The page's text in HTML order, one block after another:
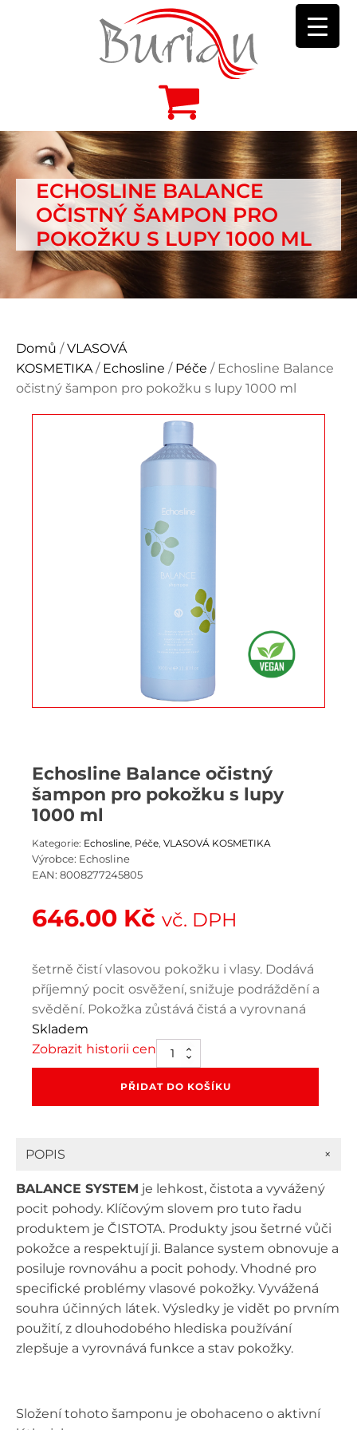
ECHOSLINE BALANCE
OČISTNÝ ŠAMPON PRO
POKOŽKU S LUPY 1000 ML
Domů /VLASOVÁ
KOSMETIKA / Echosline / Péče / Echosline Balance
očistný šampon pro pokožku s lupy 1000 ml
Echosline Balance očistný
šampon pro pokožku s lupy
1000 ml
Kategorie: Echosline Péče VLASOVÁ KOSMETIKA
Výrobce: Echosline
EAN: 8008277245805
646.00 Kč vč. DPH
šetrně čistí vlasovou pokožku i vlasy. Dodává
příjemný pocit osvěžení, snižuje podráždění a
svědění. Pokožka zůstává čistá a vyrovnaná
Skladem
Zobrazit historii cen Echosline
Balance
očistný
ml
množství
PŘIDAT DO KOŠÍKU
POPIS +
BALANCE SYSTEM je lehkost, čistota a vyvážený
pocit pohody. Klíčovým slovem pro tuto řadu
produktem je ČISTOTA. Produkty jsou šetrné vůči
pokožce a respektují ji. Balance system obnovuje a
posiluje rovnováhu a pocit pohody. Vhodné pro
specifické problémy vlasové pokožky. Vyvážená
souhra účinných látek. Výsledky je vidět po prvním
použití, z dlouhodobého hlediska používání
zlepšuje a vyrovnává funkce a stav pokožky.
Složení tohoto šamponu je obohaceno o aktivní